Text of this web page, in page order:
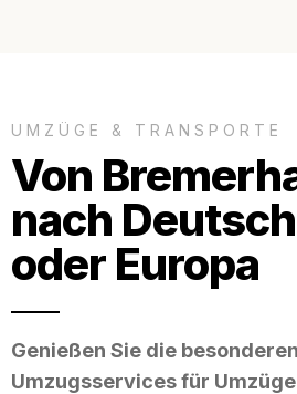
UMZÜGE & TRANSPORTE
Von
nach
oder Europa
Genießen Sie die
Umzugsservices für